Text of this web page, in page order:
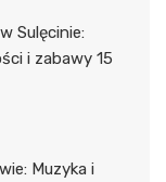
Sulęcinie:
i zabawy 15
Muzyka i